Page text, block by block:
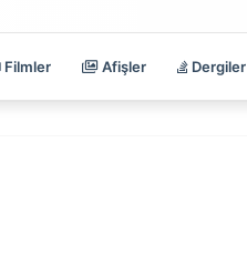
Filmler Afişler Dergiler